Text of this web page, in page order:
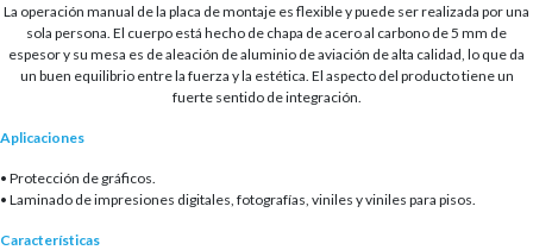
La operación manual de la placa de montaje es flexible y puede ser realizada por una
sola persona. El cuerpo está hecho de chapa de acero al carbono de 5 mm de
espesor y su mesa es de aleación de aluminio de aviación de alta calidad, lo que da
un buen equilibrio entre la fuerza y la estética. El aspecto del producto tiene un
fuerte sentido de integración.
Aplicaciones
• Protección de gráficos.
• Laminado de impresiones digitales, fotografías, viniles y viniles para pisos.
Características